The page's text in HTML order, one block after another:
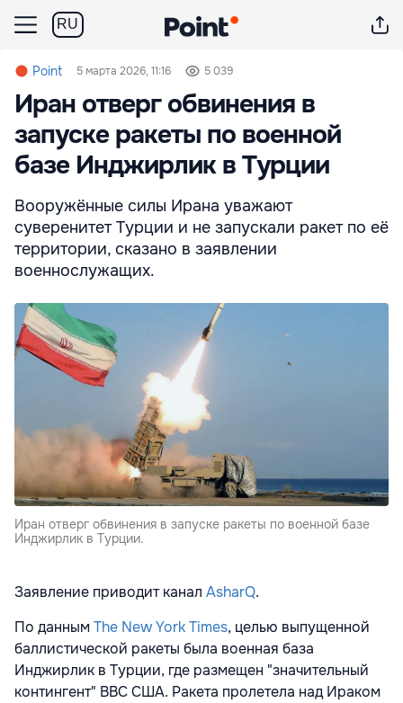
RU
Point 5 марта 2026, 11:16 5 039
Иран отверг обвинения в
запуске ракеты по военной
базе Инджирлик в Турции
Вооружённые силы Ирана уважают
суверенитет Турции и не запускали ракет по её
территории, сказано в заявлении
военнослужащих.
Иран отверг обвинения в запуске ракеты по военной базе
Инджирлик в Турции.
Заявление приводит канал AsharQ.
По даннымThe New York Times, целью выпущенной
баллистической ракеты была военная база
Инджирлик в Турции, где размещен "значительный
контингент" ВВС США. Ракета пролетела над Ираком